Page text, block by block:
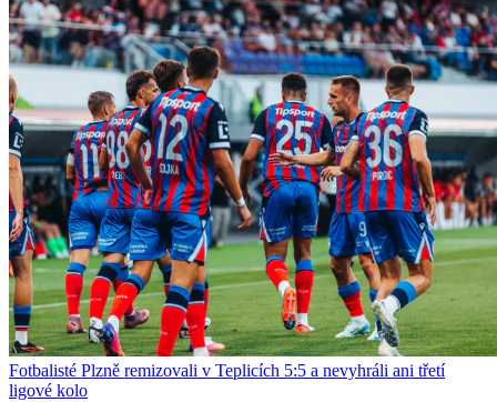
Fotbalisté Plzně remizovali v Teplicích 5:5 a nevyhráli ani třetí
ligové kolo